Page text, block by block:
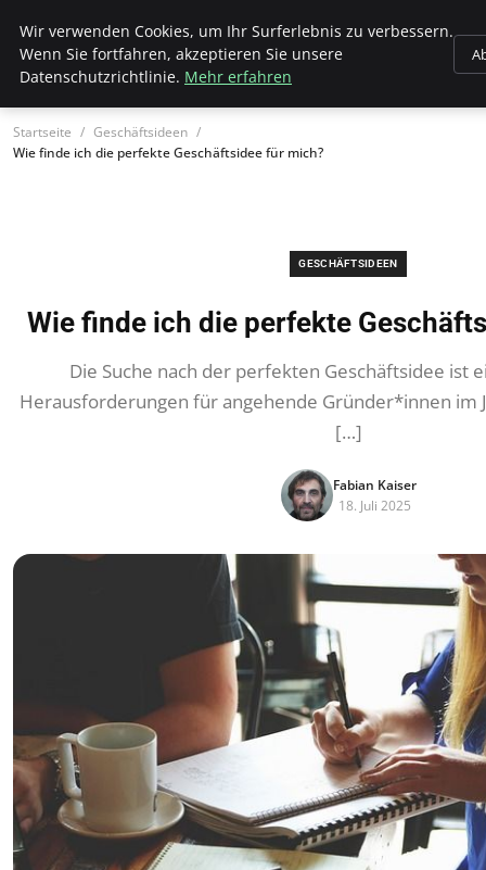
Hellmut Koenigshaus
Startseite
Geschäftsideen
Wie finde ich die perfekte Geschäftsidee für mich?
GESCHÄFTSIDEEN
Wie finde ich die perfekte
Die Suche nach der perfekten Geschäftsidee ist
Herausforderungen für angehende Gründer*innen im
[…]
Fabian Kaiser
18. Juli 2025
Wir verwenden Cookies, um Ihr Surferlebnis zu verbessern.
Wenn Sie fortfahren, akzeptieren Sie unsere
Datenschutzrichtlinie. Mehr erfahren